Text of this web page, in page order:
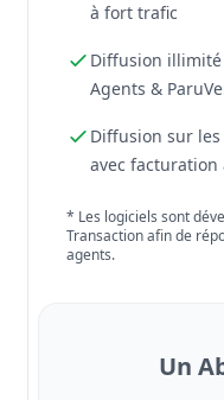
à fort trafic
Diffusion
Agents &
Diffusion sur
avec facturation
* Les logiciels sont
Transaction afin de
agents.
Un